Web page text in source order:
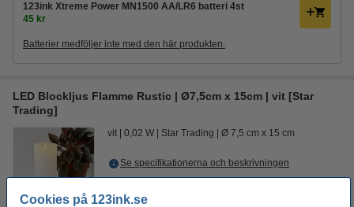
Cookies på 123ink.se
123ink Xtreme Power MN1500 AA/LR6 batteri 4st
45 kr
Batterier medföljer inte med den här produkten.
LED Blockljus Flamme Rustic | Ø7,5cm x 15cm | vit [Star
Trading]
vit 0,02 W Star Trading Ø 7,5 cm x 15 cm
Se specifikationerna och beskrivningen
70 kr